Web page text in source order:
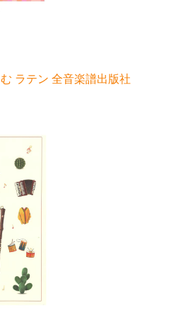
ラテン 全音楽譜出版社